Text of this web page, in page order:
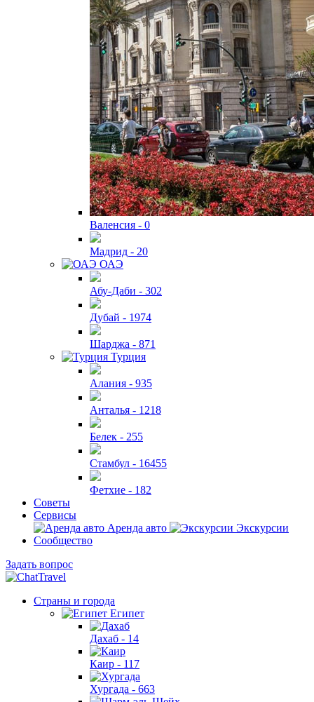
Валенсия - 0
Мадрид - 20
ОАЭ
Абу-Даби - 302
Дубай - 1974
Шарджа - 871
Турция
Алания - 935
Анталья - 1218
Белек - 255
Стамбул - 16455
Фетхие - 182
Советы
Сервисы
Аренда авто
Экскурсии
Сообщество
Задать вопрос
Страны и города
Египет
Дахаб - 14
Каир - 117
Хургада - 663